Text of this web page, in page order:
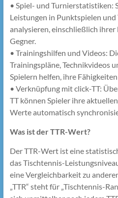
• Spiel- und Turnierstatistiken:
Leistungen in Punktspielen
analysieren, einschließlich ihrer
Gegner.
• Trainingshilfen und Videos:
Trainingspläne, Technikvideos
Spielern helfen, ihre
• Verknüpfung mit click-TT:
TT können Spieler ihre
Werte automatisch
Was ist der TTR-Wert?
Der TTR-Wert ist eine
das Tischtennis-
eine Vergleichbarkeit zu
„TTR“ steht für „Tischtennis-